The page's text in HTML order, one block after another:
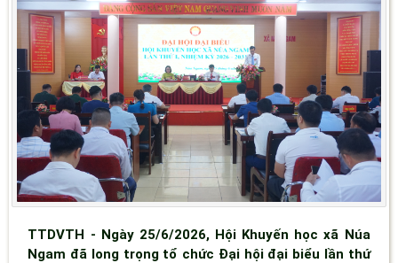
TTDVTH - Ngày 25/6/2026, Hội Khuyến học xã Núa
Ngam đã long trọng tổ chức Đại hội đại biểu lần thứ